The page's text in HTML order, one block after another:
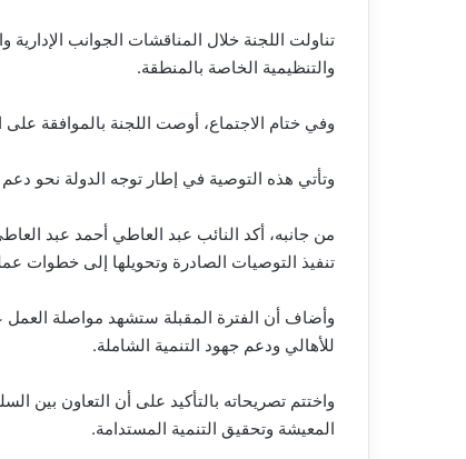
تناولت اللجنة خلال المناقشات الجوانب
والتنظيمية الخاصة بالمنطقة.
وفي ختام الاجتماع، أوصت اللجنة بالموافقة على
وتأتي هذه التوصية في إطار توجه الدولة نحو
من جانبه، أكد النائب عبد العاطي أحمد عبد
تنفيذ التوصيات الصادرة وتحويلها إلى خطوات
وأضاف أن الفترة المقبلة ستشهد مواصلة
للأهالي ودعم جهود التنمية الشاملة.
واختتم تصريحاته بالتأكيد على أن التعاون
المعيشة وتحقيق التنمية المستدامة.